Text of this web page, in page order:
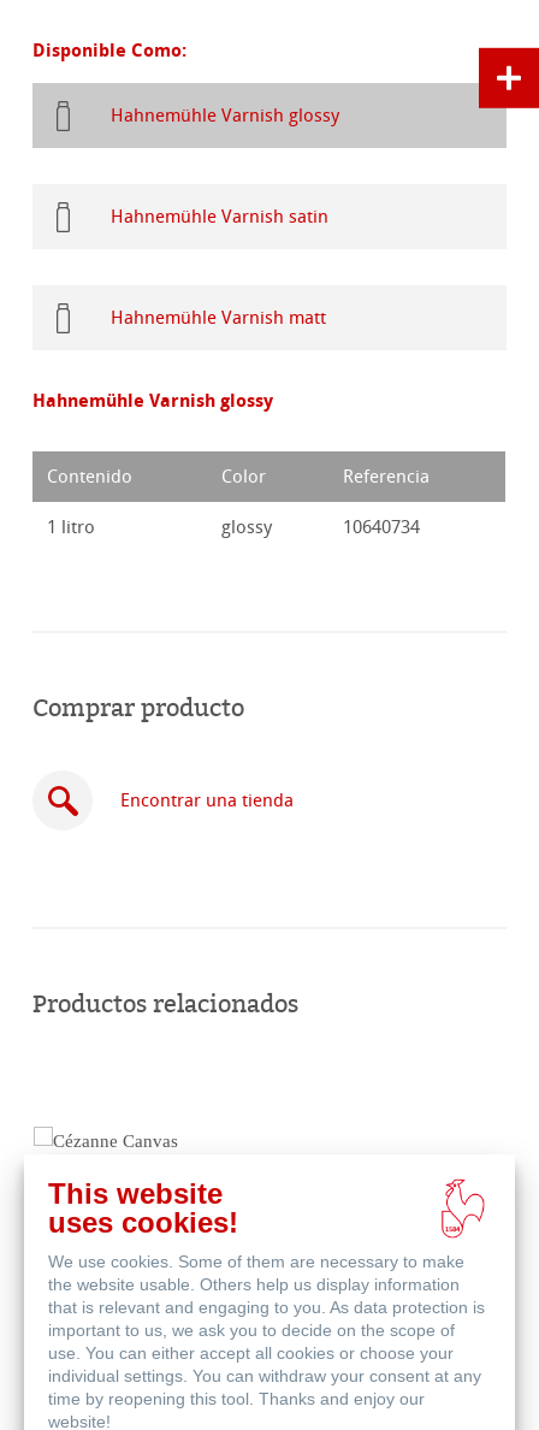
Disponible Como:
Hahnemühle Varnish glossy
Hahnemühle Varnish satin
Hahnemühle Varnish matt
Hahnemühle Varnish glossy
Contenido Color Referencia
1 litro glossy 10640734
Comprar producto
Encontrar una tienda
línea
Productos relacionados
Cézanne Canvas
This website
uses cookies!
We use cookies. Some of them are necessary to make
the website usable. Others help us display information
that is relevant and engaging to you. As data protection is
important to us, we ask you to decide on the scope of
use. You can either accept all cookies or choose your
individual settings. You can withdraw your consent at any
time by reopening this tool. Thanks and enjoy our
website!